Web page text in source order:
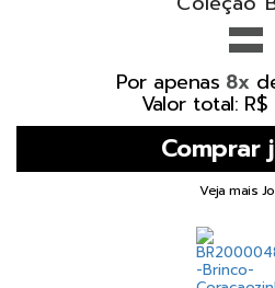
=
Por apenas 8x
Valor total: R$
Veja mais